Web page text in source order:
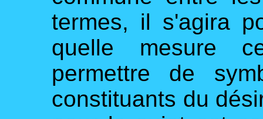
termes, il s'agira
quelle mesure
permettre de
constituants du